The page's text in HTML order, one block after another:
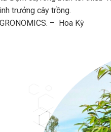
trưởng cây trồng.
– Hoa Kỳ